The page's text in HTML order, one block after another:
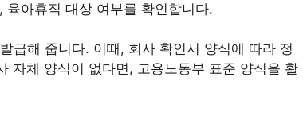
아휴직 대상 여부를 확인합니다.
해 줍니다. 이때, 회사 확인서 양식에 따라 정
자체 양식이 없다면, 고용노동부 표준 양식을 활